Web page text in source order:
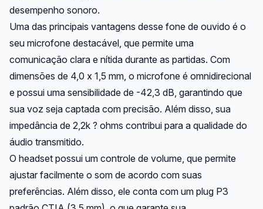
desempenho sonoro.
Uma das principais vantagens desse fone de ouvido é o
seu microfone destacável, que permite uma
comunicação clara e nítida durante as partidas. Com
dimensões de 4,0 x 1,5 mm, o microfone é omnidirecional
e possui uma sensibilidade de -42,3 dB, garantindo que
sua voz seja captada com precisão. Além disso, sua
impedância de 2,2k ? ohms contribui para a qualidade do
áudio transmitido.
O headset possui um controle de volume, que permite
ajustar facilmente o som de acordo com suas
preferências. Além disso, ele conta com um plug P3